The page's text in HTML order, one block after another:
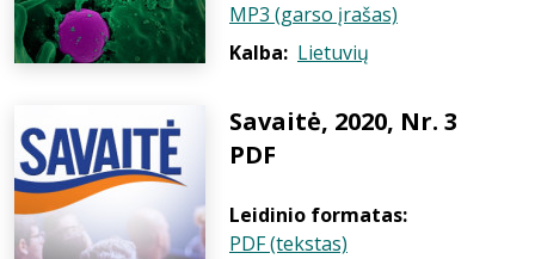
MP3 (garso įrašas)
Kalba: Lietuvių
Savaitė, 2020, Nr. 3
PDF
Leidinio formatas:
PDF (tekstas)